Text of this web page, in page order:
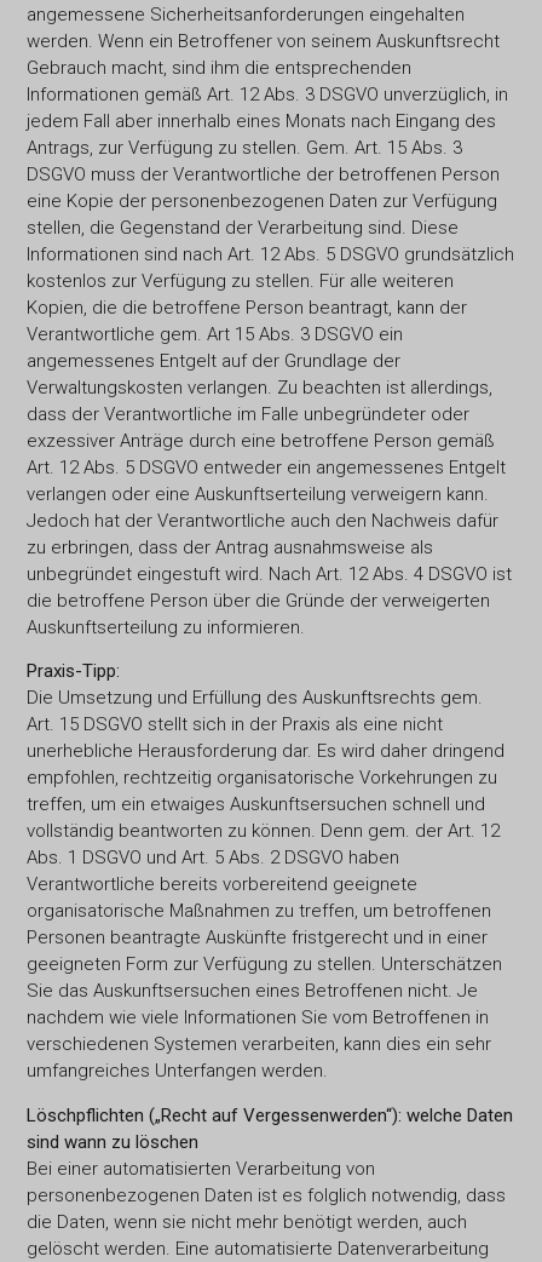
angemessene Sicherheitsanforderungen eingehalten
werden. Wenn ein Betroffener von seinem Auskunftsrecht
Gebrauch macht, sind ihm die entsprechenden
Informationen gemäß Art. 12 Abs. 3 DSGVO unverzüglich, in
jedem Fall aber innerhalb eines Monats nach Eingang des
Antrags, zur Verfügung zu stellen. Gem. Art. 15 Abs. 3
DSGVO muss der Verantwortliche der betroffenen Person
eine Kopie der personenbezogenen Daten zur Verfügung
stellen, die Gegenstand der Verarbeitung sind. Diese
Informationen sind nach Art. 12 Abs. 5 DSGVO grundsätzlich
kostenlos zur Verfügung zu stellen. Für alle weiteren
Kopien, die die betroffene Person beantragt, kann der
Verantwortliche gem. Art 15 Abs. 3 DSGVO ein
angemessenes Entgelt auf der Grundlage der
Verwaltungskosten verlangen. Zu beachten ist allerdings,
dass der Verantwortliche im Falle unbegründeter oder
exzessiver Anträge durch eine betroffene Person gemäß
Art. 12 Abs. 5 DSGVO entweder ein angemessenes Entgelt
verlangen oder eine Auskunftserteilung verweigern kann.
Jedoch hat der Verantwortliche auch den Nachweis dafür
zu erbringen, dass der Antrag ausnahmsweise als
unbegründet eingestuft wird. Nach Art. 12 Abs. 4 DSGVO ist
die betroffene Person über die Gründe der verweigerten
Auskunftserteilung zu informieren.
Praxis-Tipp:
Die Umsetzung und Erfüllung des Auskunftsrechts gem.
Art. 15 DSGVO stellt sich in der Praxis als eine nicht
unerhebliche Herausforderung dar. Es wird daher dringend
empfohlen, rechtzeitig organisatorische Vorkehrungen zu
treffen, um ein etwaiges Auskunftsersuchen schnell und
vollständig beantworten zu können. Denn gem. der Art. 12
Abs. 1 DSGVO und Art. 5 Abs. 2 DSGVO haben
Verantwortliche bereits vorbereitend geeignete
organisatorische Maßnahmen zu treffen, um betroffenen
Personen beantragte Auskünfte fristgerecht und in einer
geeigneten Form zur Verfügung zu stellen. Unterschätzen
Sie das Auskunftsersuchen eines Betroffenen nicht. Je
nachdem wie viele Informationen Sie vom Betroffenen in
verschiedenen Systemen verarbeiten, kann dies ein sehr
umfangreiches Unterfangen werden.
Löschpflichten („Recht auf Vergessenwerden“): welche Daten
sind wann zu löschen
Bei einer automatisierten Verarbeitung von
personenbezogenen Daten ist es folglich notwendig, dass
die Daten, wenn sie nicht mehr benötigt werden, auch
gelöscht werden. Eine automatisierte Datenverarbeitung